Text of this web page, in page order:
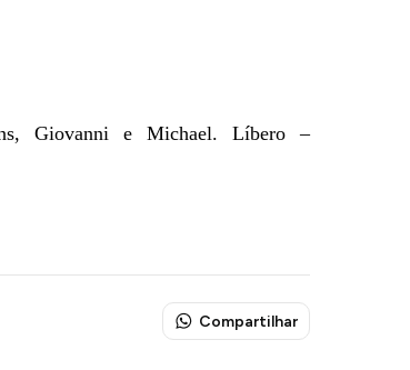
Giovanni e Michael. Líbero –
Compartilhar